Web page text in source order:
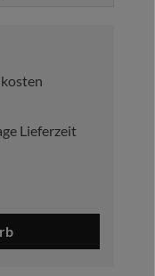
Lieferzeit
gewünschten